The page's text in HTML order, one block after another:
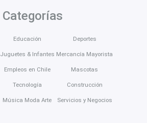
Categorías
Educación
Juguetes & Infantes
Empleos en Chile
Tecnología
Música Moda Arte
Deportes
Mercancía Mayorista
Mascotas
Construcción
Servicios y Negocios